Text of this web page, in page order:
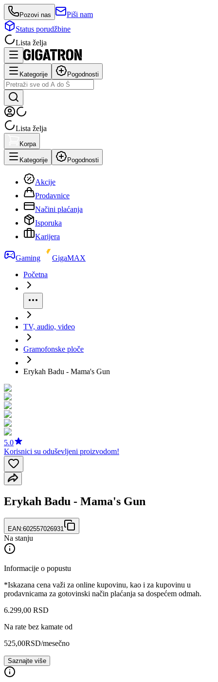
Pozovi nas
Piši nam
Status porudžbine
Lista želja
Kategorije Pogodnosti
Lista želja
Korpa
Kategorije Pogodnosti
Akcije
Prodavnice
Načini plaćanja
Isporuka
Karijera
Gaming
GigaMAX
Početna
TV, audio, video
Gramofonske ploče
Erykah Badu - Mama's Gun
5.0
Korisnici su oduševljeni proizvodom!
Erykah Badu - Mama's Gun
EAN:602557026931
Na stanju
Informacije o popustu
*Iskazana cena važi za online kupovinu, kao i za kupovinu u
prodavnicama za gotovinski način plaćanja sa dospećem odmah.
6.299,00 RSD
Na rate bez kamate od
525,00RSD/mesečno
Saznajte više